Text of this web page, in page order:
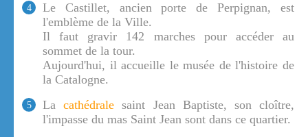
4
Le Castillet, ancien porte de Perpignan, est
l'emblème de la Ville.
Il faut gravir 142 marches pour accéder au
sommet de la tour.
Aujourd'hui, il accueille le musée de l'histoire de
la Catalogne.
5 Lacathédrale saint Jean Baptiste, son cloître,
l'impasse du mas Saint Jean sont dans ce quartier.